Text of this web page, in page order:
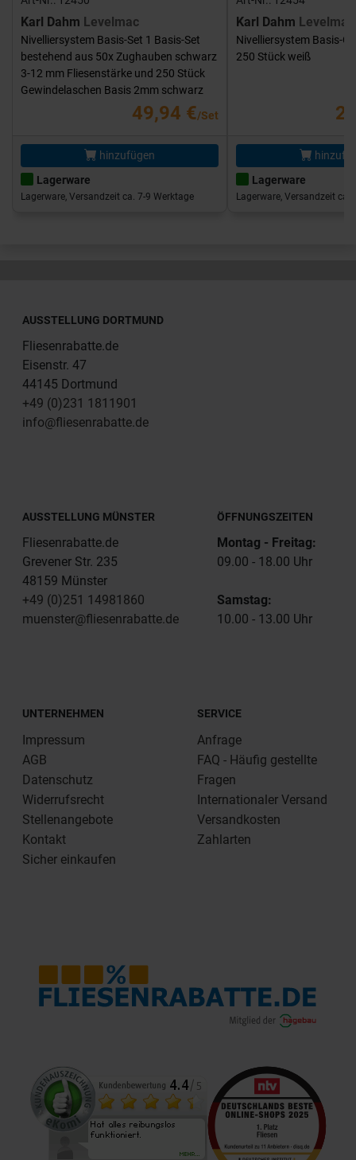
Karl Dahm Levelmac
Nivelliersystem Basis-Set 1 Basis-Set
bestehend aus 50x Zughauben schwarz
3-12 mm Fliesenstärke und 250 Stück
Gewindelaschen Basis 2mm schwarz
49,94 €/Set
hinzufügen
Lagerware
Lagerware, Versandzeit ca. 7-9 Werktage
Karl Dahm Levelmac
Nivelliersystem Basis-
250 Stück weiß
Lagerware
Lagerware, Versandzeit ca.
AUSSTELLUNG DORTMUND
Fliesenrabatte.de
Eisenstr. 47
44145 Dortmund
+49 (0)231 1811901
info@fliesenrabatte.de
AUSSTELLUNG MÜNSTER
Fliesenrabatte.de
Grevener Str. 235
48159 Münster
+49 (0)251 14981860
muenster@fliesenrabatte.de
ÖFFNUNGSZEITEN
Montag - Freitag:
09.00 - 18.00 Uhr
Samstag:
10.00 - 13.00 Uhr
UNTERNEHMEN
Impressum
AGB
Datenschutz
Widerrufsrecht
Stellenangebote
Kontakt
Sicher einkaufen
SERVICE
Anfrage
FAQ - Häufig gestellte
Fragen
Internationaler Versand
Versandkosten
Zahlarten